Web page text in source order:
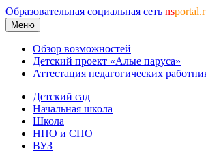
Образовательная социальная сеть ns
Меню
Обзор возможностей
Детский проект «Алые паруса»
Аттестация педагогических
Детский сад
Начальная школа
Школа
НПО и СПО
ВУЗ